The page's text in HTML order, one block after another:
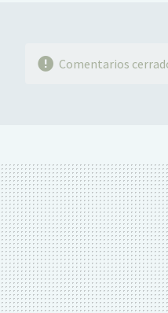
Comentarios